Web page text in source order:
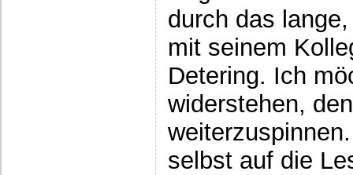
durch das
mit seinem
Detering. Ich
widerstehen,
selbst auf die